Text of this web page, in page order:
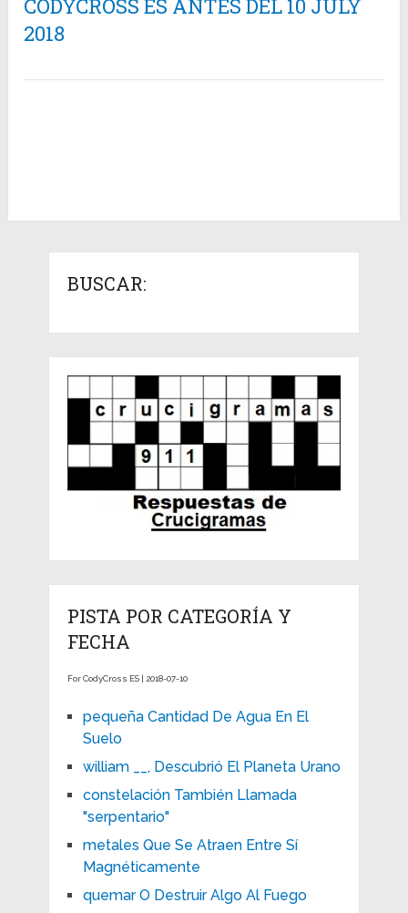
CODYCROSS ES ANTES DEL 10 JULY
2018
BUSCAR:
PISTA POR CATEGORÍA Y
FECHA
For CodyCross ES | 2018-07-10
pequeña Cantidad De Agua En El
Suelo
william __, Descubrió El Planeta Urano
constelación También Llamada
"serpentario"
metales Que Se Atraen Entre Sí
Magnéticamente
quemar O Destruir Algo Al Fuego